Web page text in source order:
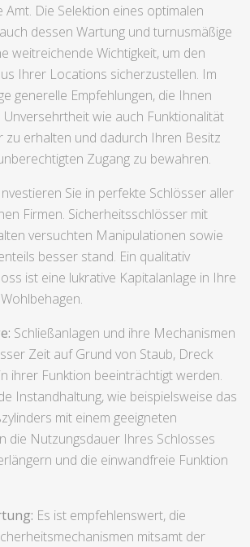
Amt. Die Selektion eines optimalen
dessen Wartung und turnusmäßige
weitreichende Wichtigkeit, um den
Ihrer Locations sicherzustellen. Im
generelle Empfehlungen, die Ihnen
Unversehrtheit wie auch Funktionalität
zu erhalten und dadurch Ihren Besitz
Zugang zu bewahren.
Investieren Sie in perfekte Schlösser aller
Firmen. Sicherheitsschlösser mit
versuchten Manipulationen sowie
besser stand. Ein qualitativ
ist eine lukrative Kapitalanlage in Ihre
Schließanlagen und ihre Mechanismen
Zeit auf Grund von Staub, Dreck
ihrer Funktion beeinträchtigt werden.
Instandhaltung, wie beispielsweise das
mit einem geeigneten
die Nutzungsdauer Ihres Schlosses
und die einwandfreie Funktion
Es ist empfehlenswert, die
mitsamt der